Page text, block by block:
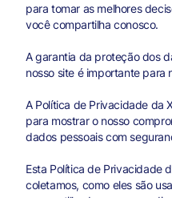
para tomar as melhores
você compartilha conosco.
A garantia da proteção dos
nosso site é importante para
A Política de Privacidade da
para mostrar o nosso
dados pessoais com
Esta Política de Privacidade
coletamos, como eles são